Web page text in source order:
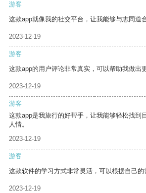
游客
这款app就像我的社交平台，让我能够与志同道
2023-12-19
游客
这款app的用户评论非常真实，可以帮助我做出
2023-12-19
游客
这款app是我旅行的好帮手，让我能够轻松找到
人情。
2023-12-19
游客
这款软件的学习方式非常灵活，可以根据自己的
2023-12-19